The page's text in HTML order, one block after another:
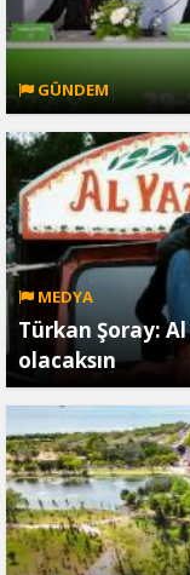
GÜNDEM
MEDYA
Türkan Şoray:
olacaksın